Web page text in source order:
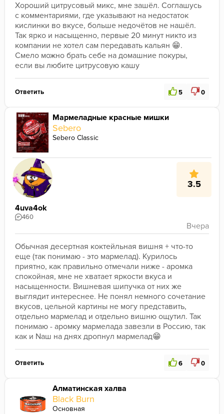
Хороший цитрусовый микс, мне зашёл. Соглашусь
с комментариями, где указывают на недостаток
кислинки во вкусе, больше недочётов не нашёл.
Так ярко и насыщенно, первые 20 минут никто из
компании не хотел сам передавать кальян 😁.
Смело можно брать себе на домашние покуры,
если вы любите цитрусовую кашу
Ответить 5 0
Мармеладные красные мишки
Sebero
Sebero Classic
3.5
4uva4ok
460
Обычная десертная коктейльная вишня + что-то
еще (так понимаю - это мармелад). Курилось
приятно, как правильно отмечали ниже - аромка
спокойная, мне не хватает яркости вкуса и
насыщенности. Вишневая шипучка от них же
выглядит интереснее. Не понял немного сочетание
вкусов, цельной картины не могу представить,
отдельно мармелад и отдельно вишню ощутил. Так
понимаю - аромку мармелада завезли в Россию, так
как и Nаш на днях дропнул мармелад😁
Ответить 6 0
Алматинская халва
Black Burn
Основная